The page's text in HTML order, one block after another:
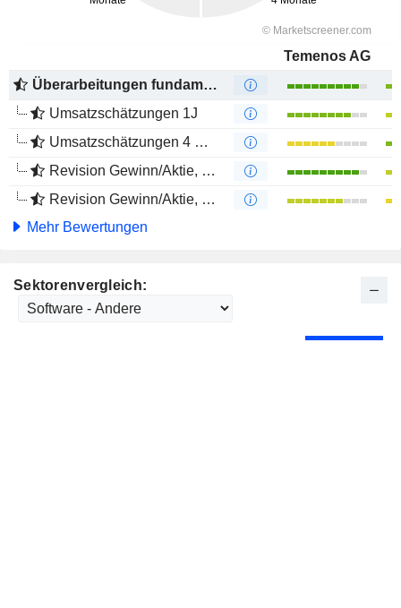
Temenos AG
Überarbeitungen fundamentaler Schätzungen
Umsatzschätzungen 1J
Umsatzschätzungen 4 Monate
Revision Gewinn/Aktie, 1 Jahr
Revision Gewinn/Aktie, 4 Monate
Mehr Bewertungen
Sektorenvergleich: